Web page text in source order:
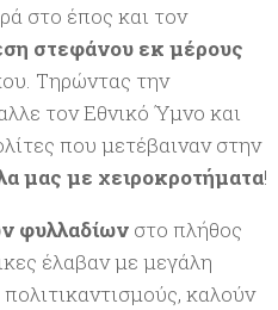
στο έπος και τον
στεφάνου εκ μέρους
Τηρώντας την
τον Εθνικό Ύμνο και
που μετέβαιναν στην
μας με χειροκροτήματα!
φυλλαδίων στο πλήθος
έλαβαν με μεγάλη
καλούν